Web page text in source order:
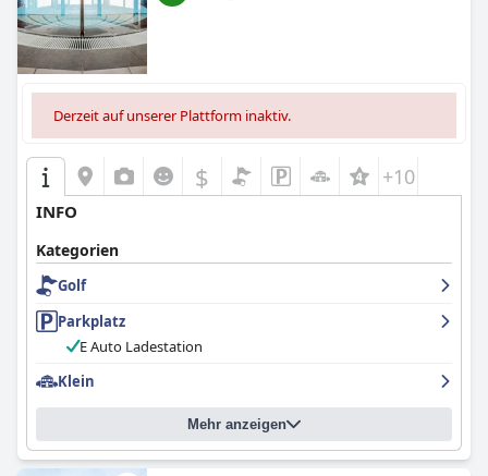
angenehmen Aufenthalt mit exzellentem Service, was es zu
einer bevorzugten Wahl für einen erholsamen und
familienfreundlichen Urlaub macht.
Derzeit auf unserer Plattform inaktiv.
$ +10
INFO
Kategorien
Golf
Parkplatz
E Auto Ladestation
Klein
Mehr anzeigen